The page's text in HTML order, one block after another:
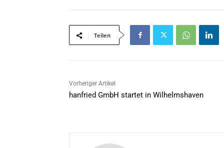
Teilen
Vorheriger Artikel
hanfried GmbH startet in Wilhelmshaven